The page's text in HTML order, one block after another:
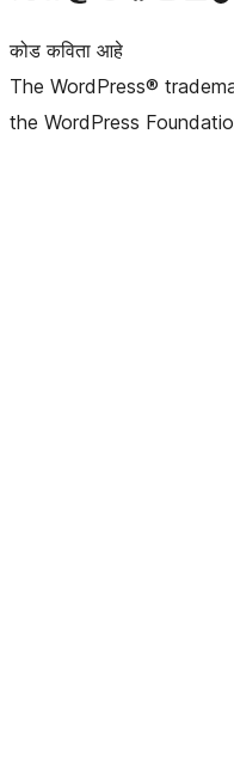
कोड कविता आहे
The WordPress®
the WordPress